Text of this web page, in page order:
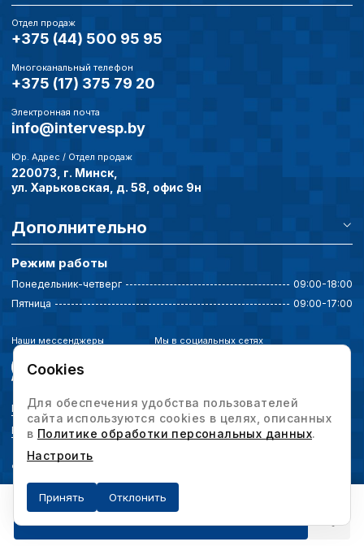
Отдел продаж
+375 (44) 500 95 95
Многоканальный телефон
+375 (17) 375 79 20
Электронная почта
info@intervesp.by
Юр. Адрес / Отдел продаж
220073, г. Минск,
ул. Харьковская, д. 58, офис 9н
Дополнительно
Режим работы
Понедельник-четверг
09:00-18:00
Пятница
09:00-17:00
Наши мессенджеры Мы в социальных сетях
Политика конфиденциальности
Выбор настроек cookie
© 2026 Интервесп — производственное оборудование. Все права защищены.
Cookies
Для обеспечения удобства пользователей
сайта используются cookies в целях, описанных
в Политике обработки персональных данных.
Настроить
Принять Отклонить